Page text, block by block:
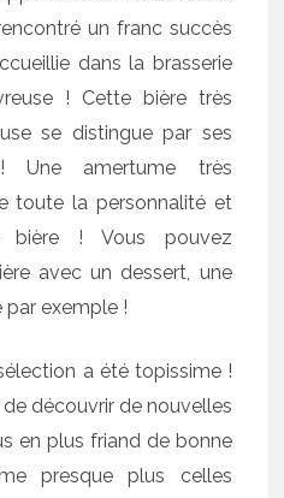
un franc succès
dans la brasserie
! Cette bière très
se distingue par ses
! Une amertume très
toute la personnalité et
bière ! Vous pouvez
avec un dessert, une
exemple !
a été topissime !
de découvrir de nouvelles
en plus friand de bonne
presque plus celles